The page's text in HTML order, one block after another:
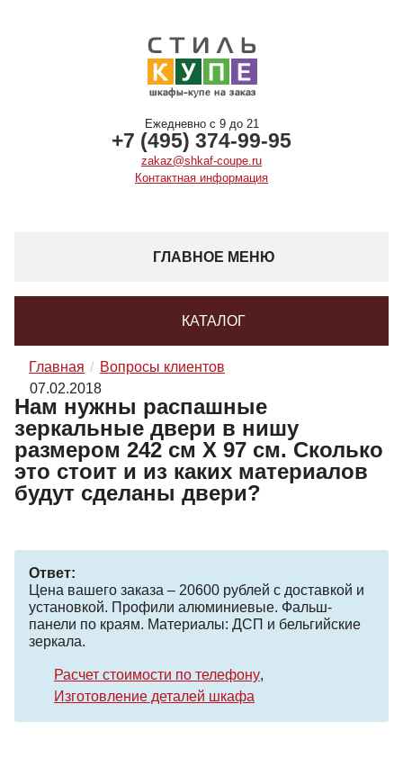
Ежедневно с 9 до 21
+7 (495) 374-99-95
zakaz@shkaf-coupe.ru
Контактная информация
ГЛАВНОЕ МЕНЮ
КАТАЛОГ
Главная
Вопросы клиентов
07.02.2018
Нам нужны распашные
зеркальные двери в нишу
размером 242 см Х 97 см. Сколько
это стоит и из каких материалов
будут сделаны двери?
Ответ:
Цена вашего заказа – 20600 рублей с доставкой и
установкой. Профили алюминиевые. Фальш-
панели по краям. Материалы: ДСП и бельгийские
зеркала.
Расчет стоимости по телефону
Изготовление деталей шкафа